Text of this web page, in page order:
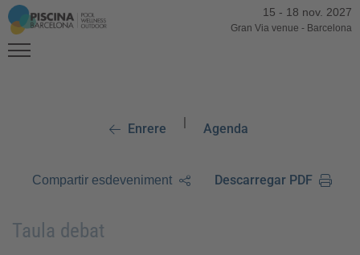
15 - 18 nov. 2027
Gran Via venue - Barcelona
Enrere | Agenda
Compartir esdeveniment Descarregar PDF
Taula debat